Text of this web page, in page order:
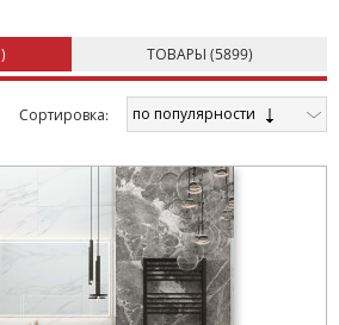
) ТОВАРЫ (5899)
Cортировка: по популярности